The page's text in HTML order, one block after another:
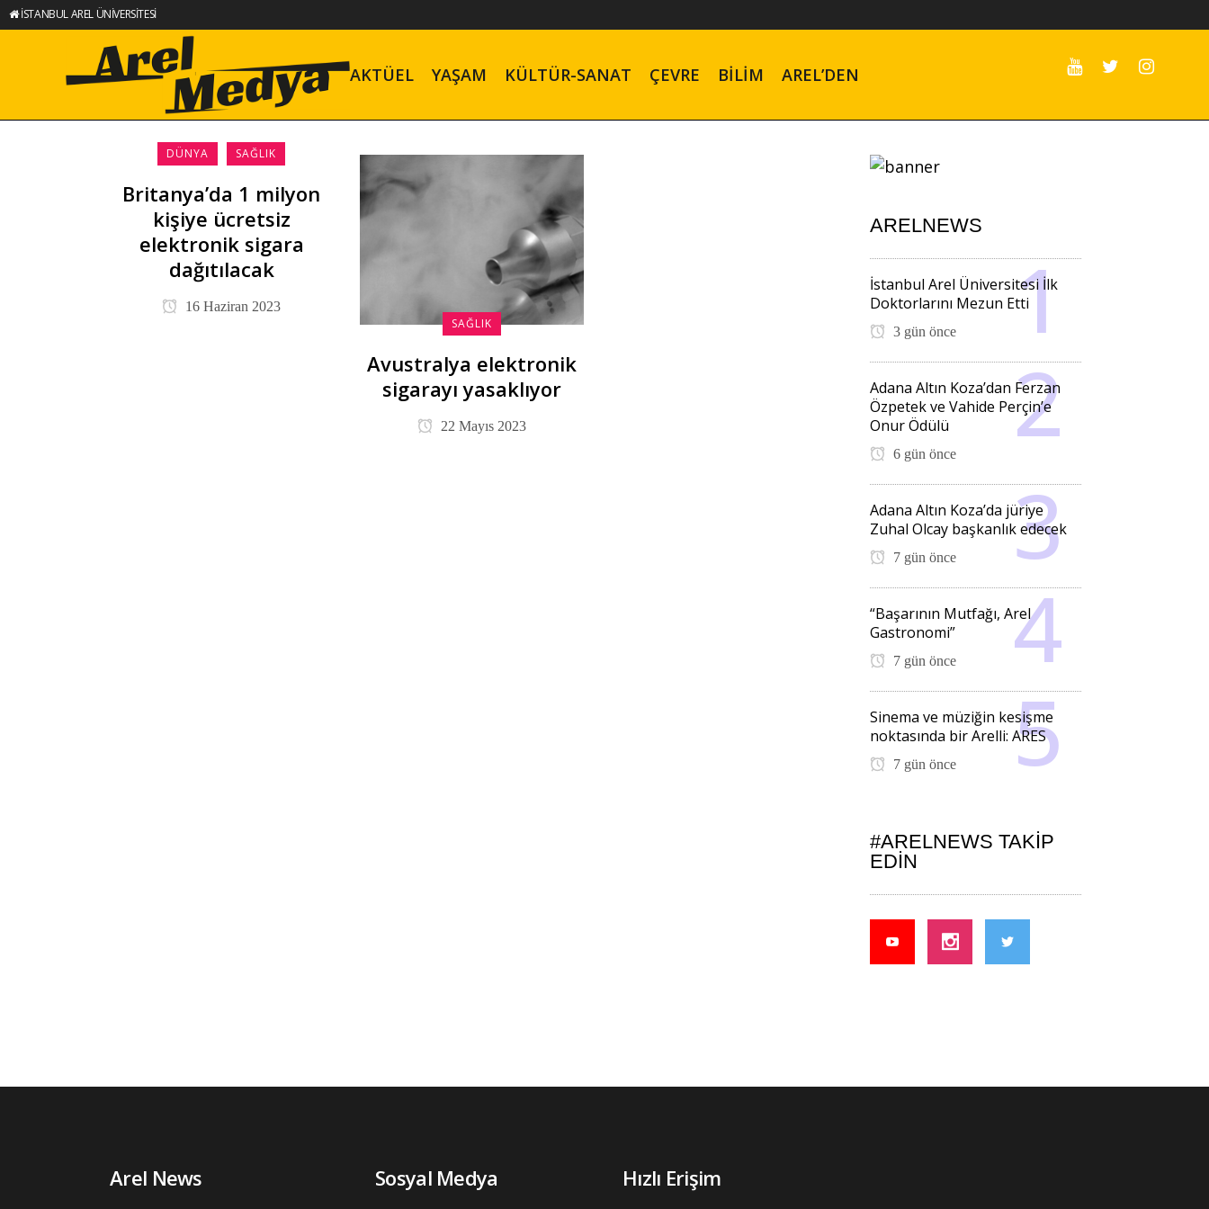
İSTANBUL AREL ÜNİVERSİTESİ
AKTÜEL YAŞAM KÜLTÜR-SANAT ÇEVRE BILIM AREL’DEN
DÜNYA SAĞLIK
Britanya’da 1 milyon
kişiye ücretsiz
elektronik sigara
dağıtılacak
16 Haziran 2023
SAĞLIK
Avustralya elektronik
sigarayı yasaklıyor
22 Mayıs 2023
ARELNEWS
İstanbul Arel Üniversitesi İlk
Doktorlarını Mezun Etti
3 gün önce
Adana Altın Koza’dan Ferzan
Özpetek ve Vahide Perçin’e
Onur Ödülü
6 gün önce
Adana Altın Koza’da jüriye
Zuhal Olcay başkanlık edecek
7 gün önce
“Başarının Mutfağı, Arel
Gastronomi”
7 gün önce
Sinema ve müziğin kesişme
noktasında bir Arelli: ARES
7 gün önce
#ARELNEWS TAKIP
EDIN
Arel News Sosyal Medya Hızlı Erişim